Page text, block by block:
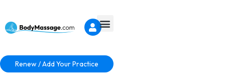
Renew / Add Your Practice